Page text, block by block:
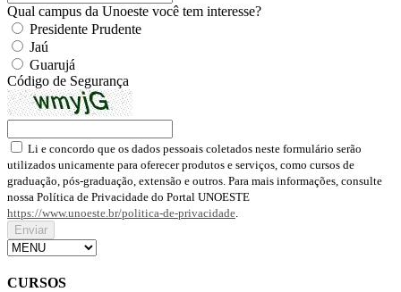
Qual campus da Unoeste você tem interesse?
Presidente Prudente
Jaú
Guarujá
Código de Segurança
Li e concordo que os dados pessoais coletados neste formulário serão
utilizados unicamente para oferecer produtos e serviços, como cursos de
graduação, pós-graduação, extensão e outros. Para mais informações, consulte
nossa Política de Privacidade do Portal UNOESTE
https://www.unoeste.br/politica-de-privacidade
CURSOS